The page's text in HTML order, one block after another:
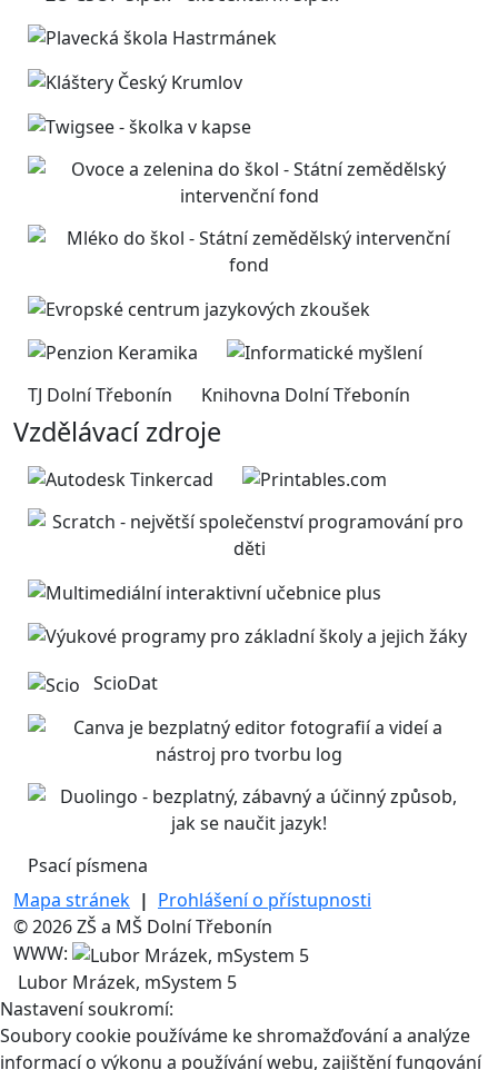
TJ Dolní Třebonín Knihovna Dolní Třebonín
Vzdělávací zdroje
ScioDat
Psací písmena
Mapa stránek | Prohlášení o přístupnosti
© 2026 ZŠ a MŠ Dolní Třebonín
WWW:
Lubor Mrázek, mSystem 5
Nastavení soukromí:
Soubory cookie používáme ke shromažďování a analýze
informací o výkonu a používání webu, zajištění fungování